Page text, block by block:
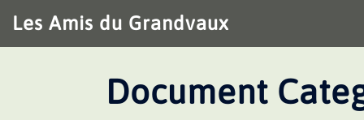
au
contenu
Les Amis du Grandvaux
Document